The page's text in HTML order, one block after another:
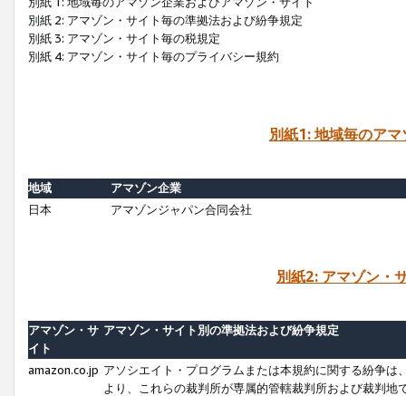
別紙 2: アマゾン・サイト毎の準拠法および紛争規定
別紙 3: アマゾン・サイト毎の税規定
別紙 4: アマゾン・サイト毎のプライバシー規約
別紙1: 地域毎のア
地域
アマゾン企業
日本
アマゾンジャパン合同会社
別紙2: アマゾン・
アマゾン・サ
イト
アマゾン・サイト別の準拠法および紛争規定
amazon.co.jp アソシエイト・プログラムまたは本規約に関する紛争
より、これらの裁判所が専属的管轄裁判所および裁判